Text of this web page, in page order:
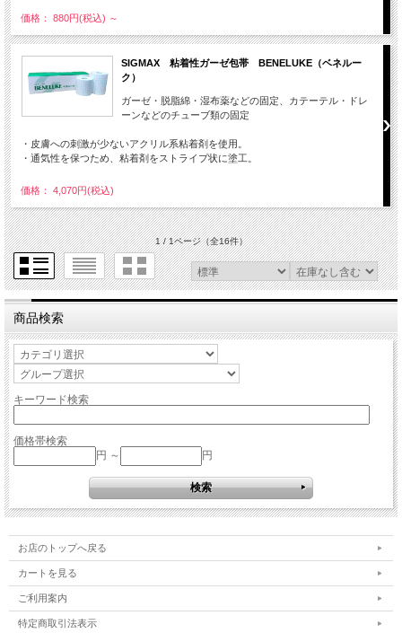
価格： 880円(税込) ～
SIGMAX 粘着性ガーゼ包帯 BENELUKE（ベネルー
ク）
ガーゼ・脱脂綿・湿布薬などの固定、カテーテル・ドレ
ーンなどのチューブ類の固定
・皮膚への刺激が少ないアクリル系粘着剤を使用。
・通気性を保つため、粘着剤をストライプ状に塗工。
価格： 4,070円(税込)
1 / 1ページ（全16件）
商品検索
キーワード検索
価格帯検索
円 ～
円
お店のトップへ戻る
カートを見る
ご利用案内
特定商取引法表示